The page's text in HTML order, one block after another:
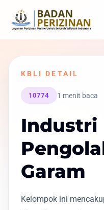
KBLI DETAIL
10774 1 menit baca
Industri
Garam
Kelompok ini